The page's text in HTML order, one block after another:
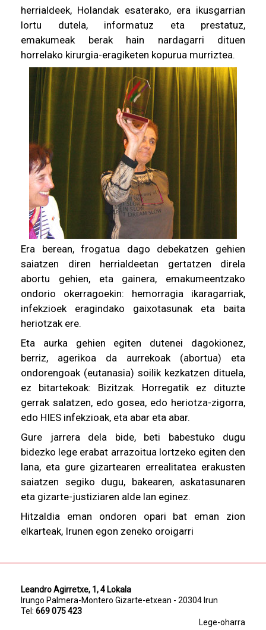
herrialdeek, Holandak esaterako, era ikusgarrian
lortu dutela, informatuz eta prestatuz,
emakumeak berak hain nardagarri dituen
horrelako kirurgia-eragiketen kopurua murriztea.
Era berean, frogatua dago debekatzen gehien
saiatzen diren herrialdeetan gertatzen direla
abortu gehien, eta gainera, emakumeentzako
ondorio okerragoekin: hemorragia ikaragarriak,
infekzioek eragindako gaixotasunak eta baita
heriotzak ere.
Eta aurka gehien egiten dutenei dagokionez,
berriz, agerikoa da aurrekoak (abortua) eta
ondorengoak (eutanasia) soilik kezkatzen dituela,
ez bitartekoak: Bizitzak. Horregatik ez dituzte
gerrak salatzen, edo gosea, edo heriotza-zigorra,
edo HIES infekzioak, eta abar eta abar.
Gure jarrera dela bide, beti babestuko dugu
bidezko lege erabat arrazoitua lortzeko egiten den
lana, eta gure gizartearen errealitatea erakusten
saiatzen segiko dugu, bakearen, askatasunaren
eta gizarte-justiziaren alde lan eginez.
Hitzaldia eman ondoren opari bat eman zion
elkarteak, Irunen egon zeneko oroigarri
Leandro Agirretxe, 1, 4 Lokala
Irungo Palmera-Montero Gizarte-etxean - 20304 Irun
Tel: 669 075 423
Lege-oharra